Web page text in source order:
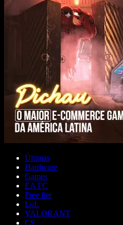
Últimas
Hardware
Games
EA FC
Free fire
LoL
VALORANT
CS